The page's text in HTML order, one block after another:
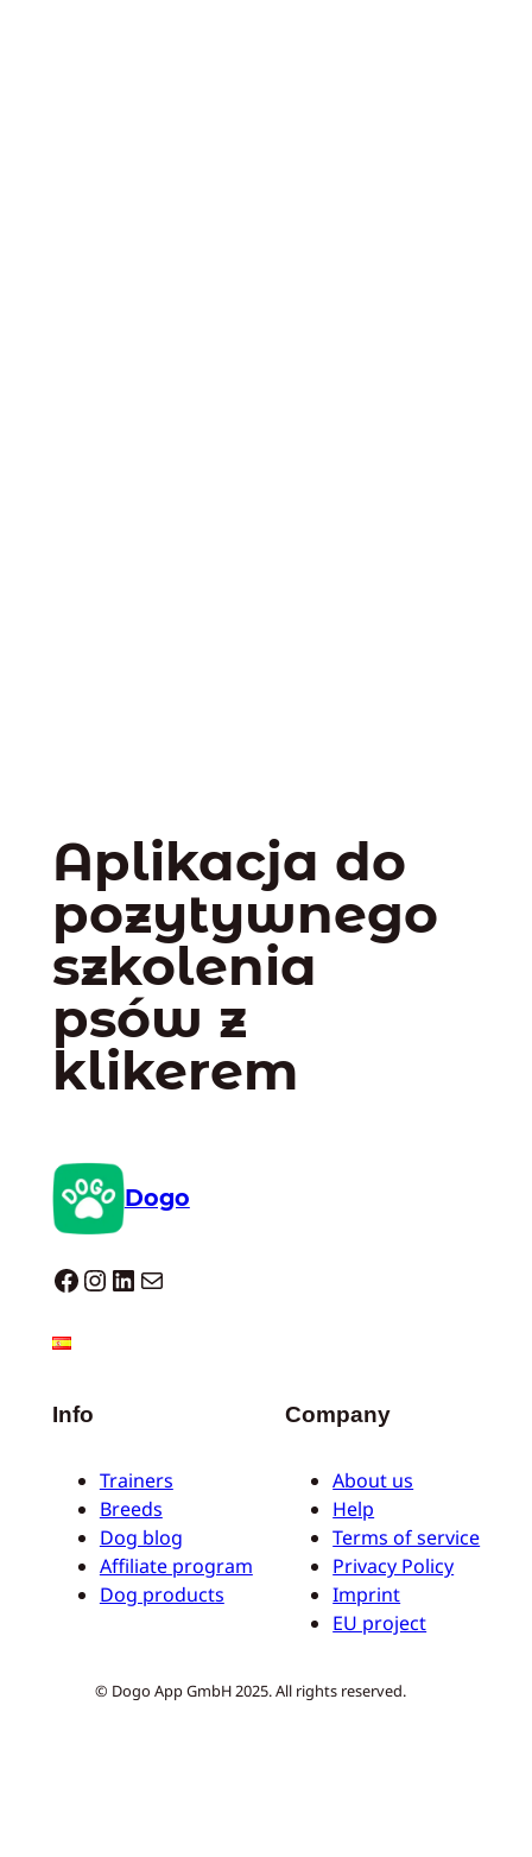
Aplikacja do
pozytywnego
szkolenia
psów z
klikerem
Dogo
Dogo facebook InstagramLinkedIn Mail
Info
Trainers
Breeds
Dog blog
Affiliate program
Dog products
Company
About us
Help
Terms of service
Privacy Policy
Imprint
EU project
© Dogo App GmbH 2025. All rights reserved.